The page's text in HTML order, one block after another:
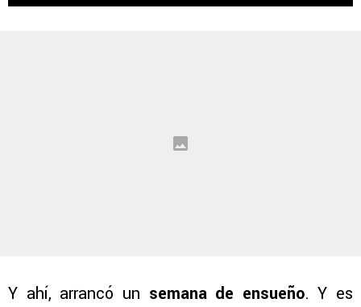
Y ahí, arrancó un semana de ensueño. Y es